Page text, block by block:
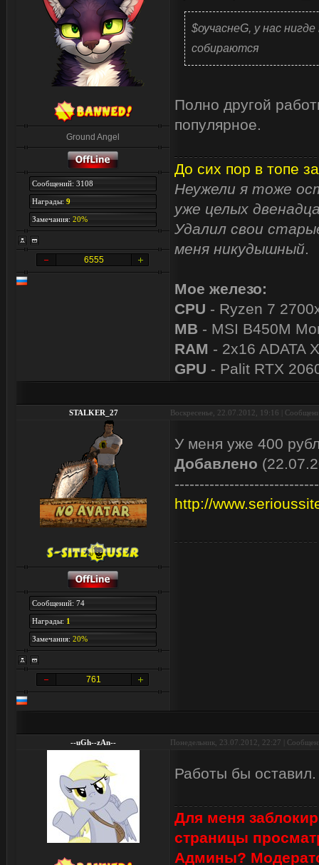
Ground Angel
Сообщений: 3108
Награды: 9
Замечания: 20%
6555
$оучаснеG, у нас
собираются
Полно другой
популярное.
До сих пор в топе
Неужели я тоже
уже целых
Удалил свои
меня никудышный.
Мое железо:
CPU - Ryzen 7
MB - MSI B450M
RAM - 2x16 ADATA
GPU - Palit RTX
STALKER_27 Воскресенье, 22.07.2012, 19:16 |
Сообщений: 74
Награды: 1
Замечания: 20%
761
У меня уже 400
Добавлено
http://
--uGh--zAn-- Понедельник, 23.07.2012, 22:27 |
Работы бы
Для меня
страницы
Админы?